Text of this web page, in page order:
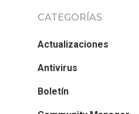
CATEGORÍAS
Actualizaciones
Antivirus
Boletín